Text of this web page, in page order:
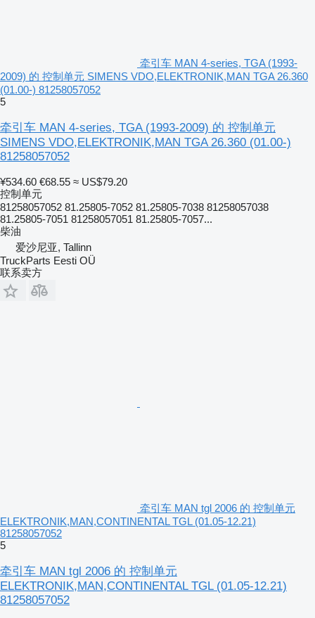
牵引车 MAN 4-series, TGA (1993-
2009) 的 控制单元 SIMENS VDO,ELEKTRONIK,MAN TGA 26.360
(01.00-) 81258057052
5
牵引车 MAN 4-series, TGA (1993-2009) 的 控制单元
SIMENS VDO,ELEKTRONIK,MAN TGA 26.360 (01.00-)
81258057052
¥534.60 €68.55 ≈ US$79.20
控制单元
81258057052 81.25805-7052 81.25805-7038 81258057038
81.25805-7051 81258057051 81.25805-7057...
柴油
爱沙尼亚, Tallinn
TruckParts Eesti OÜ
联系卖方
牵引车 MAN tgl 2006 的 控制单元
ELEKTRONIK,MAN,CONTINENTAL TGL (01.05-12.21)
81258057052
5
牵引车 MAN tgl 2006 的 控制单元
ELEKTRONIK,MAN,CONTINENTAL TGL (01.05-12.21)
81258057052